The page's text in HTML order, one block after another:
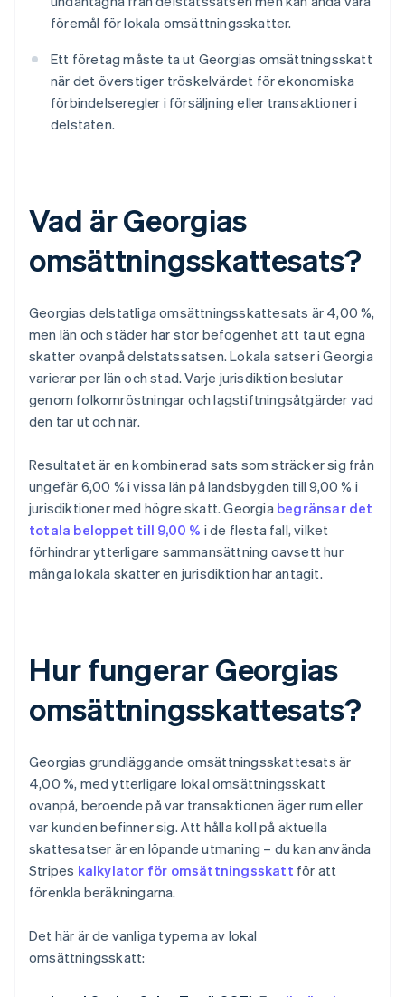
föremål för lokala omsättningsskatter.
Ett företag måste ta ut Georgias omsättningsskatt
när det överstiger tröskelvärdet för ekonomiska
förbindelseregler i försäljning eller transaktioner i
delstaten.
Vad är Georgias
omsättningsskattesats?
Georgias delstatliga omsättningsskattesats är 4,00 %,
men län och städer har stor befogenhet att ta ut egna
skatter ovanpå delstatssatsen. Lokala satser i Georgia
varierar per län och stad. Varje jurisdiktion beslutar
genom folkomröstningar och lagstiftningsåtgärder vad
den tar ut och när.
Resultatet är en kombinerad sats som sträcker sig från
ungefär 6,00 % i vissa län på landsbygden till 9,00 % i
jurisdiktioner med högre skatt. Georgia begränsar det
totala beloppet till 9,00 % i de flesta fall, vilket
förhindrar ytterligare sammansättning oavsett hur
många lokala skatter en jurisdiktion har antagit.
Hur fungerar Georgias
omsättningsskattesats?
Georgias grundläggande omsättningsskattesats är
4,00 %, med ytterligare lokal omsättningsskatt
ovanpå, beroende på var transaktionen äger rum eller
var kunden befinner sig. Att hålla koll på aktuella
skattesatser är en löpande utmaning – du kan använda
Stripes kalkylator för omsättningsskatt för att
förenkla beräkningarna.
Det här är de vanliga typerna av lokal
omsättningsskatt: